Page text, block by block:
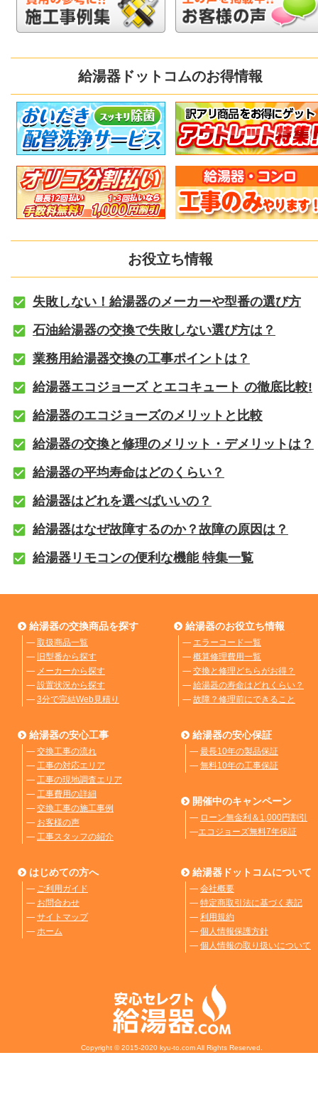
給湯器ドットコムのお得情報
お役立ち情報
失敗しない！給湯器のメーカーや型番の選び方
石油給湯器の交換で失敗しない選び方は？
業務用給湯器交換の工事ポイントは？
給湯器エコジョーズ とエコキュート の徹底比較!
給湯器のエコジョーズのメリットと比較
給湯器の交換と修理のメリット・デメリットは？
給湯器の平均寿命はどのくらい？
給湯器はどれを選べばいいの？
給湯器はなぜ故障するのか？故障の原因は？
給湯器リモコンの便利な機能 特集一覧
給湯器の交換商品を探す
― 取扱商品一覧
― 旧型番から探す
― メーカーから探す
― 設置状況から探す
― 3分で完結Web見積り
給湯器のお役立ち情報
― エラーコード一覧
― 概算修理費用一覧
― 交換と修理どちらがお得？
― 給湯器の寿命はどれくらい？
― 故障？修理前にできること
給湯器の安心工事
― 交換工事の流れ
― 工事の対応エリア
― 工事の現地調査エリア
― 工事費用の詳細
― 交換工事の施工事例
― お客様の声
― 工事スタッフの紹介
給湯器の安心保証
― 最長10年の製品保証
― 無料10年の工事保証
開催中のキャンペーン
― ローン無金利＆1,000円割引
―エコジョーズ無料7年保証
はじめての方へ
― ご利用ガイド
― お問合わせ
― サイトマップ
― ホーム
給湯器ドットコムについて
― 会社概要
― 特定商取引法に基づく表記
― 利用規約
― 個人情報保護方針
― 個人情報の取り扱いについて
Copyright © 2015-2020 kyu-to.com All Rights Reserved.